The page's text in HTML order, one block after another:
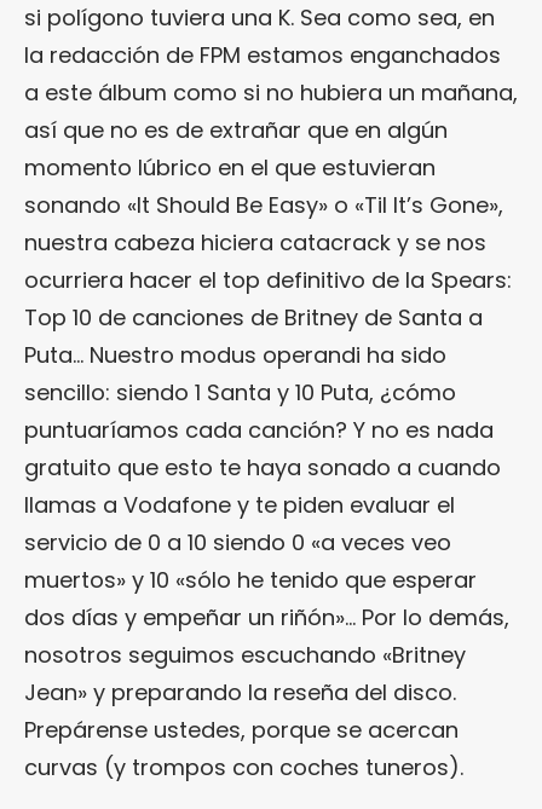
si polígono tuviera una K. Sea como sea, en
la redacción de FPM estamos enganchados
a este álbum como si no hubiera un mañana,
así que no es de extrañar que en algún
momento lúbrico en el que estuvieran
sonando «It Should Be Easy» o «Til It’s Gone»,
nuestra cabeza hiciera catacrack y se nos
ocurriera hacer el top definitivo de la Spears:
Top 10 de canciones de Britney de Santa a
Puta… Nuestro modus operandi ha sido
sencillo: siendo 1 Santa y 10 Puta, ¿cómo
puntuaríamos cada canción? Y no es nada
gratuito que esto te haya sonado a cuando
llamas a Vodafone y te piden evaluar el
servicio de 0 a 10 siendo 0 «a veces veo
muertos» y 10 «sólo he tenido que esperar
dos días y empeñar un riñón»… Por lo demás,
nosotros seguimos escuchando «Britney
Jean» y preparando la reseña del disco.
Prepárense ustedes, porque se acercan
curvas (y trompos con coches tuneros).